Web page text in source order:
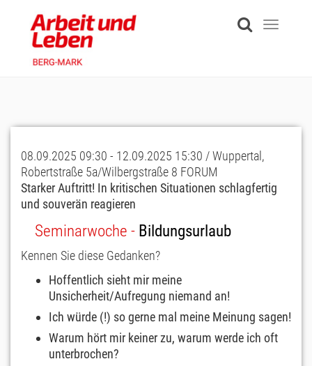
content
Toggle
08.09.2025 09:30 - 12.09.2025 15:30 / Wuppertal,
Robertstraße 5a/Wilbergstraße 8 FORUM
Starker Auftritt! In kritischen Situationen schlagfertig
und souverän reagieren
Seminarwoche - Bildungsurlaub
Kennen Sie diese Gedanken?
Hoffentlich sieht mir meine
Unsicherheit/Aufregung niemand an!
Ich würde (!) so gerne mal meine Meinung sagen!
Warum hört mir keiner zu, warum werde ich oft
unterbrochen?